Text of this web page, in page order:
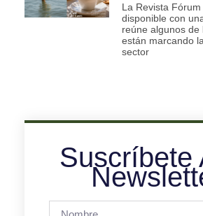
La Revista
disponible con
reúne algunos de
están marcando
sector
Suscríbete